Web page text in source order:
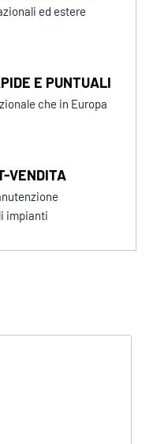
ed estere
E PUNTUALI
che in Europa
VENDITA
impianti